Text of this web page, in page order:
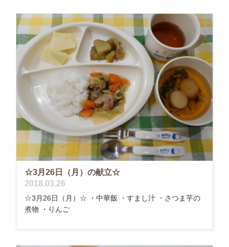
☆3月26日（月）の献立☆
2018.03.26
☆3月26日（月）☆ ・中華飯 ・すまし汁 ・さつま芋の
煮物 ・りんご